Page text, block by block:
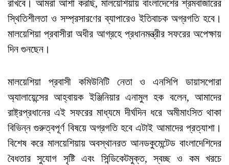
রাখবে। আমরা আশা করছি, মালয়েশিয়ায় বাংলাদেশের শ্রমবাজারের
স্থিতিশীলতা ও সম্প্রসারণের ব্যাপারেও ইতিবাচক অগ্রগতি হবে।
মালয়েশিয়া প্রবাসীরা অধীর আগ্রহে প্রধানমন্ত্রীর সফরের অপেক্ষায়
দিন গুনছেন।
মালয়েশিয়া প্রবাসী কমিউনিটি নেতা ও এনসিপি ডায়াসপোরা
অ্যালায়েন্সের আহ্বায়ক ইঞ্জিনিয়ার এনামুল হক বলেন, আমাদের
রাষ্ট্রপ্রধানের এই সফরের মাধ্যমে দীর্ঘদিন ধরে অমীমাংসিত থাকা
বিভিন্ন গুরুত্বপূর্ণ বিষয়ে অগ্রগতি হবে এটাই আমাদের প্রত্যাশা।
বিশেষ করে মালয়েশিয়ায় অবস্থানরত আনডকুমেন্টেড বাংলাদেশিদের
বৈধতার সুযোগ সৃষ্টি এবং সিন্ডিকেটমুক্ত, স্বচ্ছ ও কম খরচে